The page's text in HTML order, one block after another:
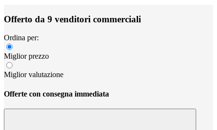
Offerto da 9 venditori commerciali
Ordina per:
Miglior prezzo
Miglior valutazione
Offerte con consegna immediata